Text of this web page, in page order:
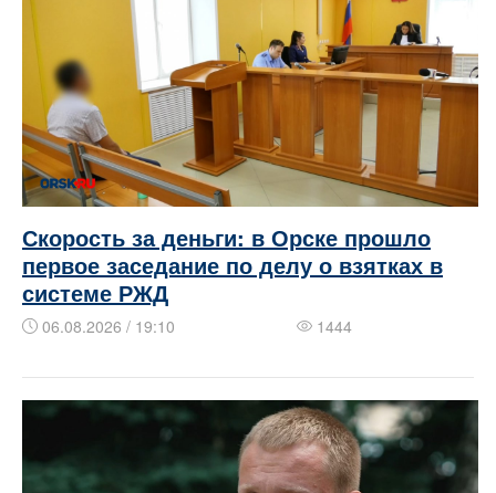
Скорость за деньги: в Орске прошло
первое заседание по делу о взятках в
системе РЖД
06.08.2026 / 19:10 1444